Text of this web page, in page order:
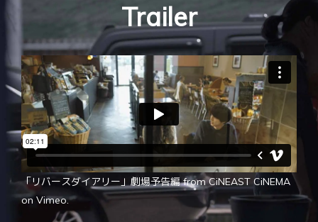
Trailer
「リバースダイアリー」劇場予告編fromCiNEAST CiNEMA
on Vimeo.